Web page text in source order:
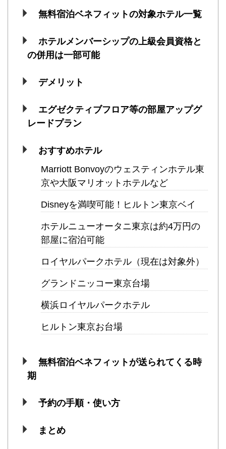
無料宿泊ベネフィットの対象ホテル一覧
ホテルメンバーシップの上級会員資格と
の併用は一部可能
デメリット
エグゼクティブフロア等の部屋アップグ
レードプラン
おすすめホテル
Marriott Bonvoyのウェスティンホテル東
京や大阪マリオットホテルなど
Disneyを満喫可能！ヒルトン東京ベイ
ホテルニューオータニ東京は約4万円の
部屋に宿泊可能
ロイヤルパークホテル（現在は対象外）
グランドニッコー東京台場
横浜ロイヤルパークホテル
ヒルトン東京お台場
無料宿泊ベネフィットが送られてくる時
期
予約の手順・使い方
まとめ